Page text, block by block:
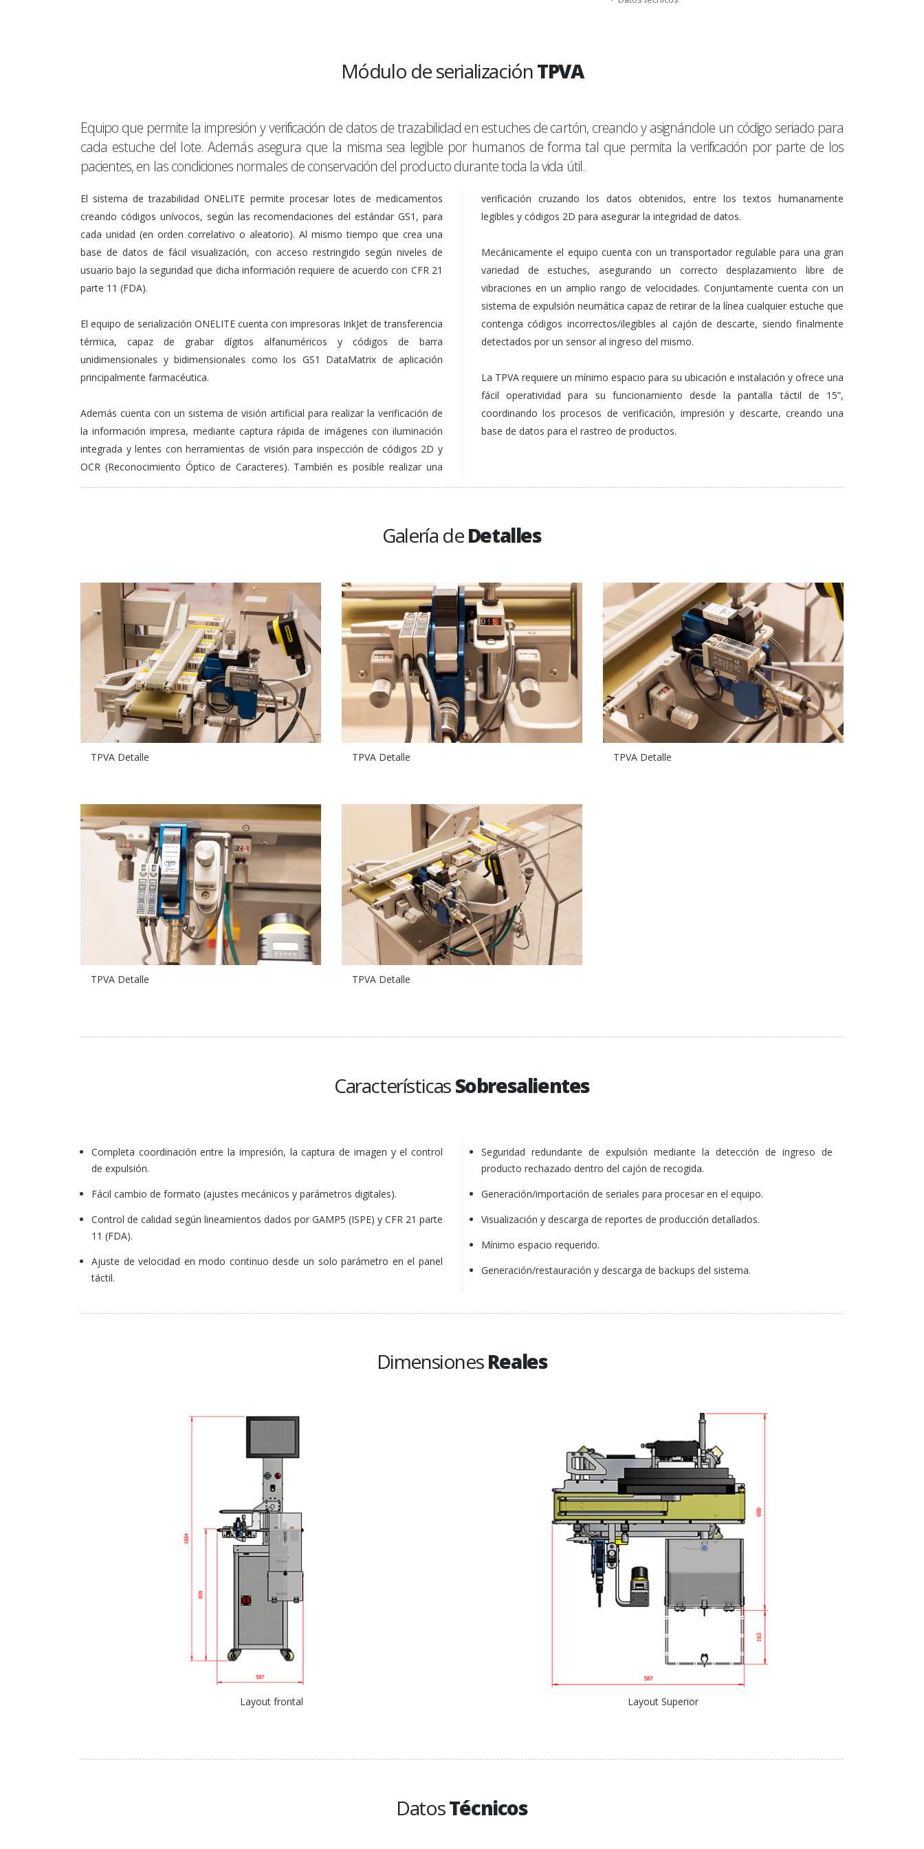
Módulo de serializaciónTPVA
Equipo que permite la impresión y verificación de datos de trazabilidad en estuches de cartón, creando y asignándole un código seriado para
cada estuche del lote. Además asegura que la misma sea legible por humanos de forma tal que permita la verificación por parte de los
pacientes, en las condiciones normales de conservación del producto durante toda la vida útil.
El sistema de trazabilidad ONELITE permite procesar lotes de medicamentos
creando códigos unívocos, según las recomendaciones del estándar GS1, para
cada unidad (en orden correlativo o aleatorio). Al mismo tiempo que crea una
base de datos de fácil visualización, con acceso restringido según niveles de
usuario bajo la seguridad que dicha información requiere de acuerdo con CFR 21
parte 11 (FDA).
El equipo de serialización ONELITE cuenta con impresoras InkJet de transferencia
térmica, capaz de grabar dígitos alfanuméricos y códigos de barra
unidimensionales y bidimensionales como los GS1 DataMatrix de aplicación
principalmente farmacéutica.
Además cuenta con un sistema de visión artificial para realizar la verificación de
la información impresa, mediante captura rápida de imágenes con iluminación
integrada y lentes con herramientas de visión para inspección de códigos 2D y
OCR (Reconocimiento Óptico de Caracteres). También es posible realizar una
verificación cruzando los datos obtenidos, entre los textos humanamente
legibles y códigos 2D para asegurar la integridad de datos.
Mecánicamente el equipo cuenta con un transportador regulable para una gran
variedad de estuches, asegurando un correcto desplazamiento libre de
vibraciones en un amplio rango de velocidades. Conjuntamente cuenta con un
sistema de expulsión neumática capaz de retirar de la línea cualquier estuche que
contenga códigos incorrectos/ilegibles al cajón de descarte, siendo finalmente
detectados por un sensor al ingreso del mismo.
La TPVA requiere un mínimo espacio para su ubicación e instalación y ofrece una
fácil operatividad para su funcionamiento desde la pantalla táctil de 15”,
coordinando los procesos de verificación, impresión y descarte, creando una
base de datos para el rastreo de productos.
Galería deDetalles
TPVA Detalle TPVA Detalle TPVA Detalle
TPVA Detalle TPVA Detalle
CaracterísticasSobresalientes
Completa coordinación entre la impresión, la captura de imagen y el control
de expulsión.
Fácil cambio de formato (ajustes mecánicos y parámetros digitales).
Control de calidad según lineamientos dados por GAMP5 (ISPE) y CFR 21 parte
11 (FDA).
Ajuste de velocidad en modo continuo desde un solo parámetro en el panel
táctil.
Seguridad redundante de expulsión mediante la detección de ingreso de
producto rechazado dentro del cajón de recogida.
Generación/importación de seriales para procesar en el equipo.
Visualización y descarga de reportes de producción detallados.
Mínimo espacio requerido.
Generación/restauración y descarga de backups del sistema.
DimensionesReales
Layout frontal Layout Superior
DatosTécnicos